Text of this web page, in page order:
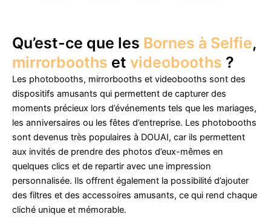
Qu’est-ce que les Bornes à Selfie,
mirrorbooths et videobooths ?
Les photobooths, mirrorbooths et videobooths sont des
dispositifs amusants qui permettent de capturer des
moments précieux lors d’événements tels que les mariages,
les anniversaires ou les fêtes d’entreprise. Les photobooths
sont devenus très populaires à DOUAI, car ils permettent
aux invités de prendre des photos d’eux-mêmes en
quelques clics et de repartir avec une impression
personnalisée. Ils offrent également la possibilité d’ajouter
des filtres et des accessoires amusants, ce qui rend chaque
cliché unique et mémorable.